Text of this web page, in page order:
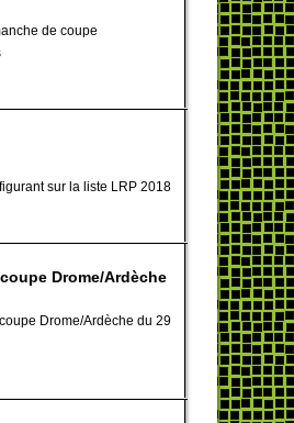
de coupe
sur la liste LRP 2018
Drome/Ardèche
Drome/Ardèche du 29